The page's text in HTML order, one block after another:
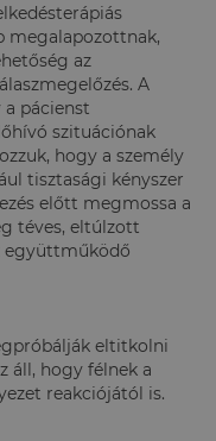
megalapozottnak,
az
A
pácienst
szituációnak
hogy a személy
tisztasági kényszer
előtt megmossa a
téves, eltúlzott
együttműködő
eltitkolni
áll, hogy félnek a
reakciójától is.